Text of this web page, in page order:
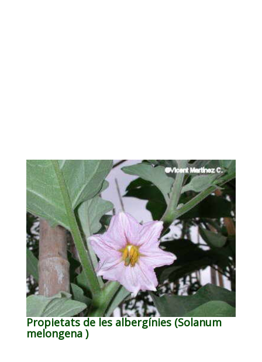
Propietats de les albergínies (Solanum
melongena )